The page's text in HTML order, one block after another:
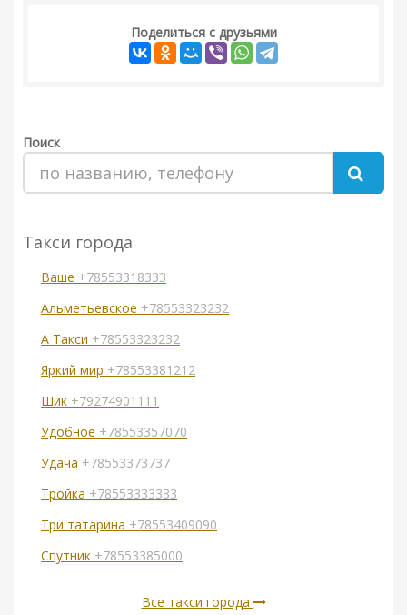
Поделиться с друзьями
Поиск
Такси города
Ваше +78553318333
Альметьевское +78553323232
А Такси +78553323232
Яркий мир +78553381212
Шик +79274901111
Удобное +78553357070
Удача +78553373737
Тройка +78553333333
Три татарина +78553409090
Спутник +78553385000
Все такси города